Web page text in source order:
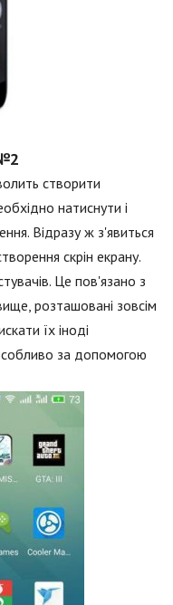
створити
натиснути і
Відразу ж з'явиться
скрін екрану.
Це пов'язано з
розташовані зовсім
їх іноді
за допомогою